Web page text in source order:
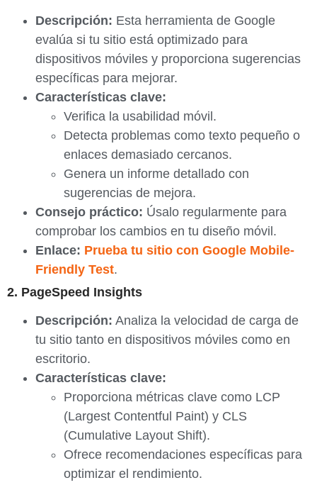
Descripción: Esta herramienta de Google
evalúa si tu sitio está optimizado para
dispositivos móviles y proporciona sugerencias
específicas para mejorar.
Características clave:
Verifica la usabilidad móvil.
Detecta problemas como texto pequeño o
enlaces demasiado cercanos.
Genera un informe detallado con
sugerencias de mejora.
Consejo práctico: Úsalo regularmente para
comprobar los cambios en tu diseño móvil.
Enlace: Prueba tu sitio con Google Mobile-
Friendly Test.
2. PageSpeed Insights
Descripción: Analiza la velocidad de carga de
tu sitio tanto en dispositivos móviles como en
escritorio.
Características clave:
Proporciona métricas clave como LCP
(Largest Contentful Paint) y CLS
(Cumulative Layout Shift).
Ofrece recomendaciones específicas para
optimizar el rendimiento.